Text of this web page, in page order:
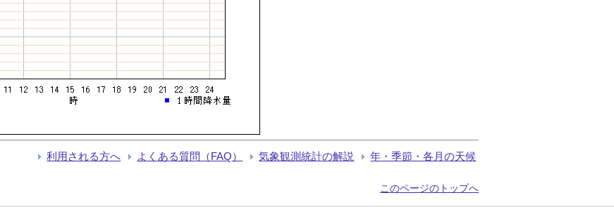
利用される方へ よくある質問（FAQ） 気象観測統計の解説 年・季節・各月の天候
このページのトップへ